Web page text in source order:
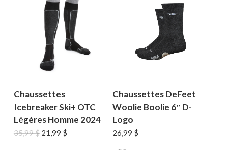
Chaussettes
Icebreaker Ski+ OTC
Légères Homme 2024
35,99$ Le
21,99 $Le
Chaussettes DeFeet
Woolie Boolie 6″ D-
Logo
26,99 $